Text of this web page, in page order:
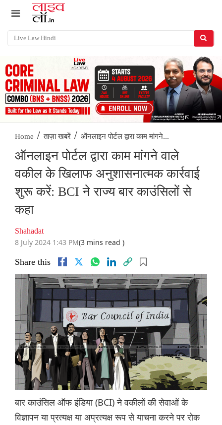
Home / ताज़ा खबरें / ऑनलाइन पोर्टल द्वारा काम मांगने...
ऑनलाइन पोर्टल द्वारा काम मांगने वाले
वकील के खिलाफ अनुशासनात्मक कार्रवाई
शुरू करें: BCI ने राज्य बार काउंसिलों से
कहा
Shahadat
8 July 2024 1:43 PM(3 mins read )
Share this
बार काउंसिल ऑफ इंडिया (BCI) ने वकीलों की सेवाओं के
विज्ञापन या प्रत्यक्ष या अप्रत्यक्ष रूप से याचना करने पर रोक